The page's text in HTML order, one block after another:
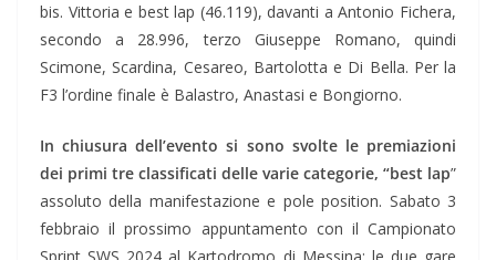
bis. Vittoria e best lap (46.119), davanti a Antonio Fichera,
secondo a 28.996, terzo Giuseppe Romano, quindi
Scimone, Scardina, Cesareo, Bartolotta e Di Bella. Per la
F3 l’ordine finale è Balastro, Anastasi e Bongiorno.
In chiusura dell’evento si sono svolte le premiazioni
dei primi tre classificati delle varie categorie, “best lap”
assoluto della manifestazione e pole position. Sabato 3
febbraio il prossimo appuntamento con il Campionato